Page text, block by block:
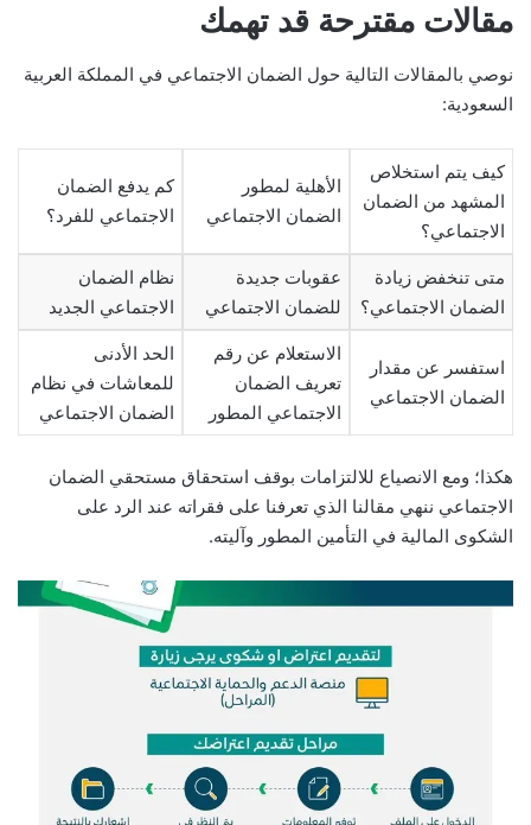
مقالات مقترحة قد تهمك
نوصي بالمقالات التالية حول الضمان الاجتماعي في المملكة العربية
السعودية:
كيف يتم استخلاص
المشهد من الضمان
الاجتماعي؟
الأهلية لمطور
الضمان الاجتماعي
كم يدفع الضمان
الاجتماعي للفرد؟
متى تنخفض زيادة
الضمان الاجتماعي؟
عقوبات جديدة
للضمان الاجتماعي
نظام الضمان
الاجتماعي الجديد
استفسر عن مقدار
الضمان الاجتماعي
الاستعلام عن رقم
تعريف الضمان
الاجتماعي المطور
الحد الأدنى
للمعاشات في نظام
الضمان الاجتماعي
هكذا؛ ومع الانصياع للالتزامات بوقف استحقاق مستحقي الضمان
الاجتماعي ننهي مقالنا الذي تعرفنا على فقراته عند الرد على
الشكوى المالية في التأمين المطور وآليته.